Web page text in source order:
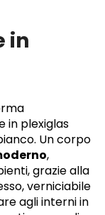
in
in plexiglas
Un corpo
,
grazie alla
verniciabile
agli interni in